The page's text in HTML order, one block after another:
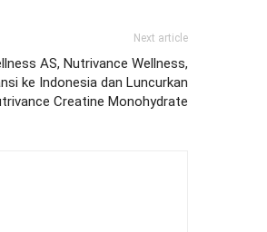
Next article
AS, Nutrivance Wellness,
ke Indonesia dan Luncurkan
Creatine Monohydrate